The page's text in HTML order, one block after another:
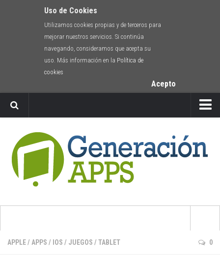
Uso de Cookies
Utilizamos cookies propias y de terceros para
mejorar nuestros servicios. Si continúa
navegando, consideramos que acepta su
uso. Más información en la Política de
cookies
Acepto
Envíanos tu app
Apps
APPLE/ APPS / IOS / JUEGOS / TABLET 0